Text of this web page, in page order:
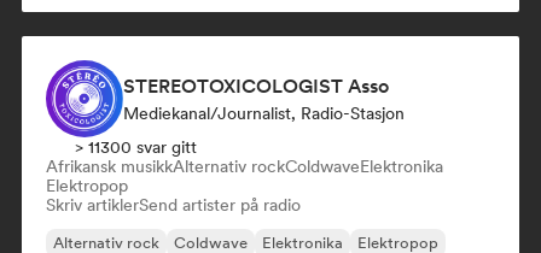
STEREOTOXICOLOGIST Asso
Mediekanal/journalist, Radio-Stasjon
> 11300 svar gitt
Afrikansk musikkAlternativ rockColdwaveElektronika
Elektropop
Skriv artiklerSend artister på radio
Alternativ rock Coldwave Elektronika
Elektropop